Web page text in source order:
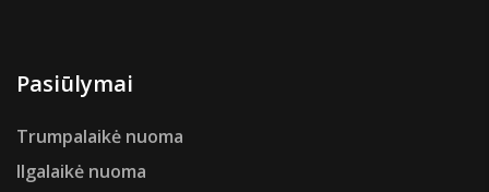
Pasiūlymai
Trumpalaikė nuoma
Ilgalaikė nuoma